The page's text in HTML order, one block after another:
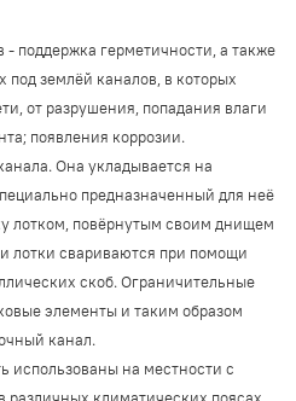
поддержка герметичности, а также
землёй каналов, в которых
от разрушения, попадания влаги
появления коррозии.
Она укладывается на
предназначенный для неё
лотком, повёрнутым своим днищем
лотки свариваются при помощи
скоб. Ограничительные
элементы и таким образом
канал.
использованы на местности с